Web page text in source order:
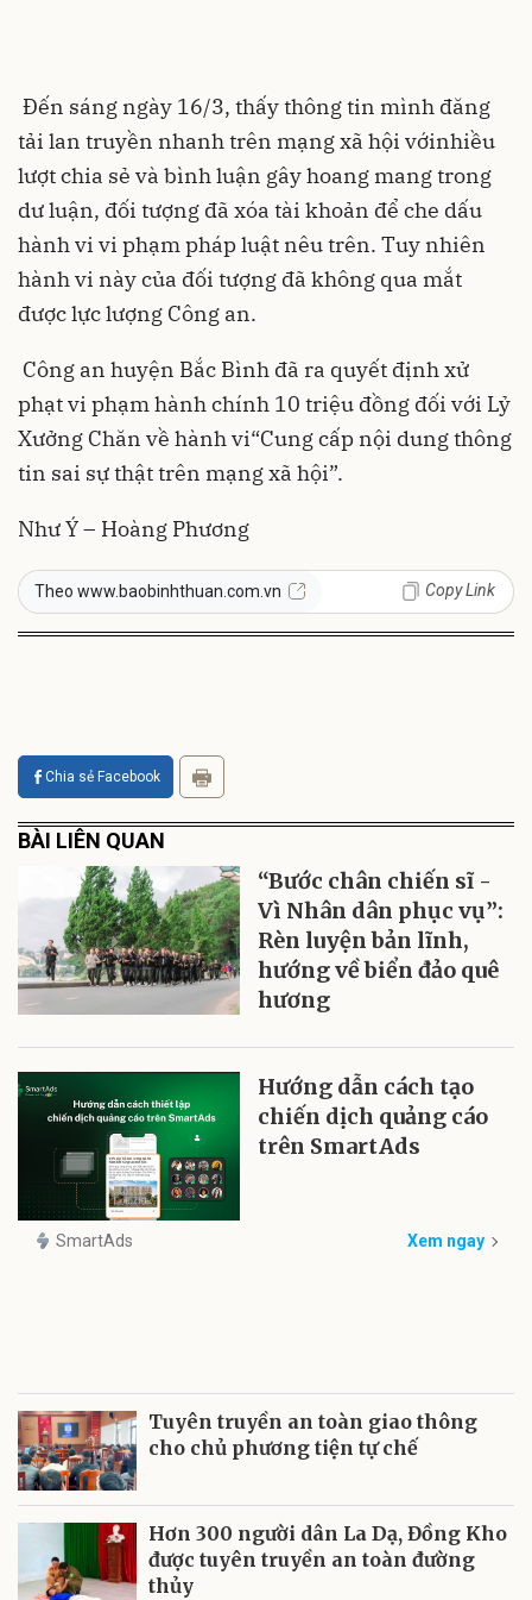
Đến sáng ngày 16/3, thấy thông tin mình đăng
tải lan truyền nhanh trên mạng xã hội vớinhiều
lượt chia sẻ và bình luận gây hoang mang trong
dư luận, đối tượng đã xóa tài khoản để che dấu
hành vi vi phạm pháp luật nêu trên. Tuy nhiên
hành vi này của đối tượng đã không qua mắt
được lực lượng Công an.
Công an huyện Bắc Bình đã ra quyết định xử
phạt vi phạm hành chính 10 triệu đồng đối với Lỷ
Xưởng Chăn về hành vi“Cung cấp nội dung thông
tin sai sự thật trên mạng xã hội”.
Như Ý – Hoàng Phương
Theo www.baobinhthuan.com.vn Copy Link
Chia sẻ Facebook
BÀI LIÊN QUAN
“Bước chân chiến sĩ -
Vì Nhân dân phục vụ”:
Rèn luyện bản lĩnh,
hướng về biển đảo quê
hương
Hướng dẫn cách tạo
chiến dịch quảng cáo
trên SmartAds
SmartAds Xem ngay
Tuyên truyền an toàn giao thông
cho chủ phương tiện tự chế
Hơn 300 người dân La Dạ, Đồng Kho
được tuyên truyền an toàn đường
thủy